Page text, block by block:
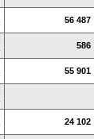
56 487
586
55 901
24 102